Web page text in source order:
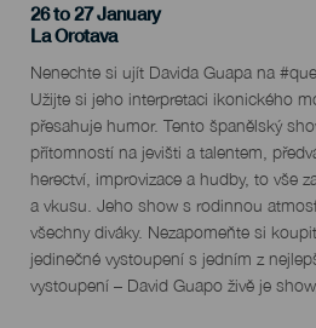
26 to 27 January
Localidad
La Orotava
Descripción
del
evento
Nenechte si ujít Davida Guapa na
Užijte si jeho interpretaci ikonického
přesahuje humor. Tento španělský
přítomností na jevišti a talentem,
herectví, improvizace a hudby, to vše
a vkusu. Jeho show s rodinnou
všechny diváky. Nezapomeňte si
jedinečné vystoupení s jedním z
vystoupení – David Guapo živě je